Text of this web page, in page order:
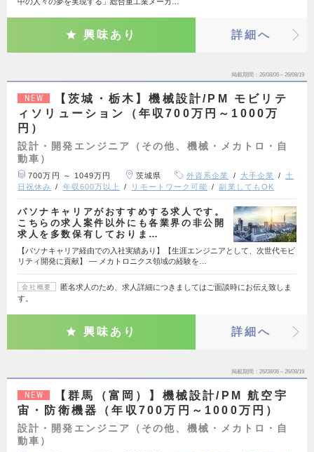
興味あり 詳細へ
掲載期間 26/08/06～26/08/19
NEW
【茨城・栃木】機械設計/PM モビリテ
ィソリューション（年収700万円～1000万
円）
設計・開発エンジニア（その他、機械・メカトロ・自
動車）
700万円 ～ 1049万円 茨城県 外資系企業 大手企業
土
日祝休み
年収600万以上 リモートワーク可能 副業してもOK
パソナキャリアがおすすめする求人です。
こちらの求人案件以外にも各業界の非公開
求人を多数保有しておりま…
【パソナキャリア経由での入社実績あり】【生涯エンジニアとして、次世代モビ
リティ開発に貢献】 ― メカトロニクス領域の経験を…
会社概要
匿名求人のため、求人詳細につきましてはご面談時にお伝え致しま
す。
興味あり 詳細へ
掲載期間 26/08/06～26/08/19
NEW
【群馬（富岡）】機械設計/PM 航空宇
宙・防衛機器（年収700万円～1000万円）
設計・開発エンジニア（その他、機械・メカトロ・自
動車）